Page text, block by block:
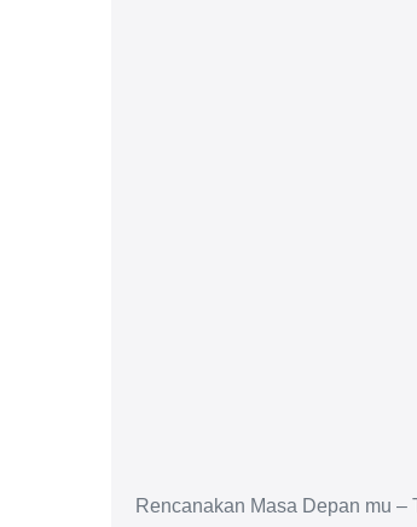
Rencanakan Masa Depan mu